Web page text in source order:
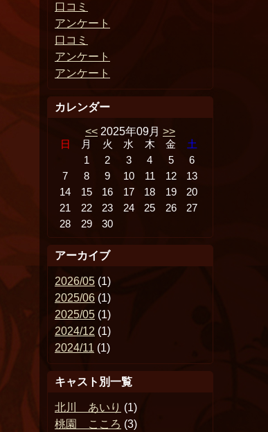
口コミ
アンケート
口コミ
アンケート
アンケート
カレンダー
<< 2025年09月 >>
日 月 火 水 木 金
土
1
2 3 4 5
6
7
8 9 10 11 12
13
14
15 16 17 18 19
20
21
22 23 24 25 26
27
28
29 30
アーカイブ
2026/05 (1)
2025/06 (1)
2025/05 (1)
2024/12 (1)
2024/11 (1)
キャスト別一覧
北川 あいり (1)
桃園 こころ (3)